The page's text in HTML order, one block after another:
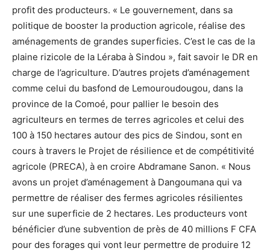
profit des producteurs. « Le gouvernement, dans sa
politique de booster la production agricole, réalise des
aménagements de grandes superficies. C’est le cas de la
plaine rizicole de la Léraba à Sindou », fait savoir le DR en
charge de l’agriculture. D’autres projets d’aménagement
comme celui du basfond de Lemouroudougou, dans la
province de la Comoé, pour pallier le besoin des
agriculteurs en termes de terres agricoles et celui des
100 à 150 hectares autour des pics de Sindou, sont en
cours à travers le Projet de résilience et de compétitivité
agricole (PRECA), à en croire Abdramane Sanon. « Nous
avons un projet d’aménagement à Dangoumana qui va
permettre de réaliser des fermes agricoles résilientes
sur une superficie de 2 hectares. Les producteurs vont
bénéficier d’une subvention de près de 40 millions F CFA
pour des forages qui vont leur permettre de produire 12